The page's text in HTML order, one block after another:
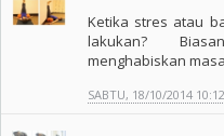
Ketika stres atau
lakukan?
menghabiskan
SABTU, 18/10/2014 10:12